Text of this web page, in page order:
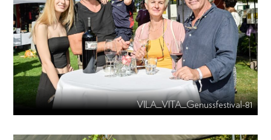
VILA_VITA_Genussfestival-81